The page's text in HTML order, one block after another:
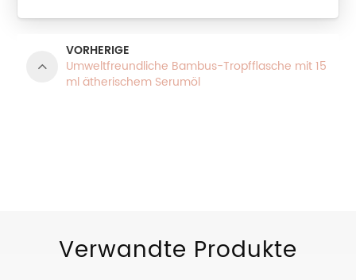
VORHERIGE
Umweltfreundliche Bambus-Tropfflasche mit 15
ml ätherischem Serumöl
Verwandte Produkte